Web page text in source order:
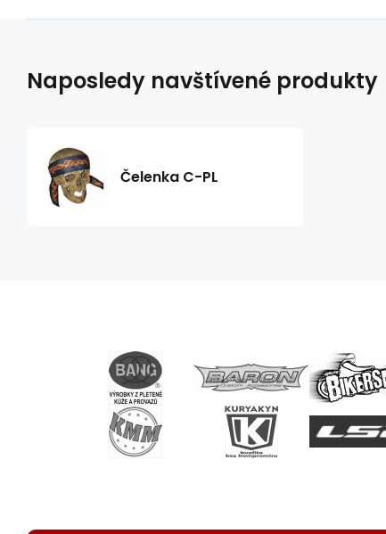
Naposledy navštívené produkty
Čelenka C-PL